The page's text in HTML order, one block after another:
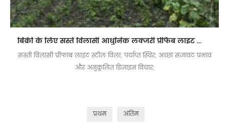
बिक्री के लिए सस्ते विलासी आधुनिक लक्जरी प्रीफैब लाइट स्टील विला
सस्ती विलासी प्रीफाब लाइट स्टील विला; पर्याप्त स्थिर; अच्छा सजावट प्रभाव
और अनुकूलित डिजाइन विचार;
प्रथम
अंतिम